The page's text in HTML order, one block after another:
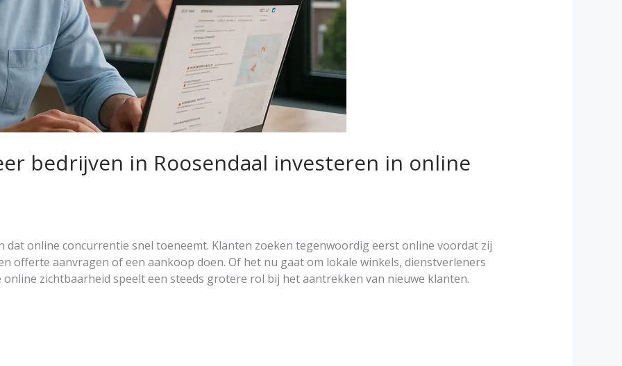
bedrijven in Roosendaal investeren in online
dat online concurrentie snel toeneemt. Klanten zoeken tegenwoordig eerst online voordat zij
offerte aanvragen of een aankoop doen. Of het nu gaat om lokale winkels, dienstverleners
zichtbaarheid speelt een steeds grotere rol bij het aantrekken van nieuwe klanten.